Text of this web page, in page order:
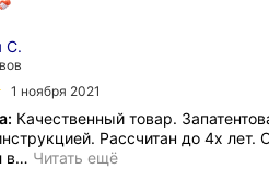
С.
1 ноября 2021
Качественный товар.
Рассчитан до 4х лет.
в… Читать ещё